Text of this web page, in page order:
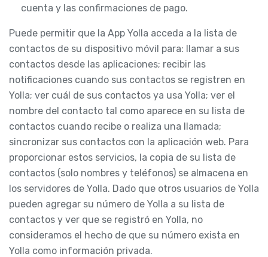
cuenta y las confirmaciones de pago.
Puede permitir que la App Yolla acceda a la lista de
contactos de su dispositivo móvil para: llamar a sus
contactos desde las aplicaciones; recibir las
notificaciones cuando sus contactos se registren en
Yolla; ver cuál de sus contactos ya usa Yolla; ver el
nombre del contacto tal como aparece en su lista de
contactos cuando recibe o realiza una llamada;
sincronizar sus contactos con la aplicación web. Para
proporcionar estos servicios, la copia de su lista de
contactos (solo nombres y teléfonos) se almacena en
los servidores de Yolla. Dado que otros usuarios de Yolla
pueden agregar su número de Yolla a su lista de
contactos y ver que se registró en Yolla, no
consideramos el hecho de que su número exista en
Yolla como información privada.